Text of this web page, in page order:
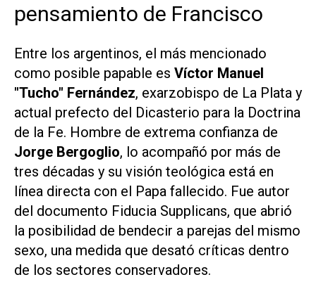
pensamiento de Francisco
Entre los argentinos, el más mencionado
como posible papable es Víctor Manuel
"Tucho" Fernández, exarzobispo de La Plata y
actual prefecto del Dicasterio para la Doctrina
de la Fe. Hombre de extrema confianza de
Jorge Bergoglio, lo acompañó por más de
tres décadas y su visión teológica está en
línea directa con el Papa fallecido. Fue autor
del documento Fiducia Supplicans, que abrió
la posibilidad de bendecir a parejas del mismo
sexo, una medida que desató críticas dentro
de los sectores conservadores.